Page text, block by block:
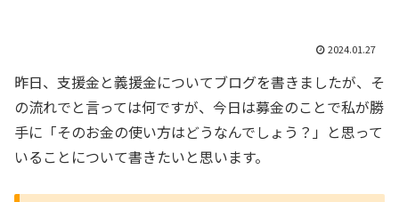
2024.01.27
昨日、支援金と義援金についてブログを書きましたが、そ
の流れでと言っては何ですが、今日は募金のことで私が勝
手に「そのお金の使い方はどうなんでしょう？」と思って
いることについて書きたいと思います。